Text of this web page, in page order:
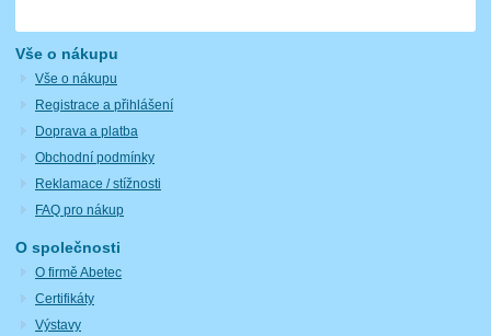
Vše o nákupu
Vše o nákupu
Registrace a přihlášení
Doprava a platba
Obchodní podmínky
Reklamace / stížnosti
FAQ pro nákup
O společnosti
O firmě Abetec
Certifikáty
Výstavy